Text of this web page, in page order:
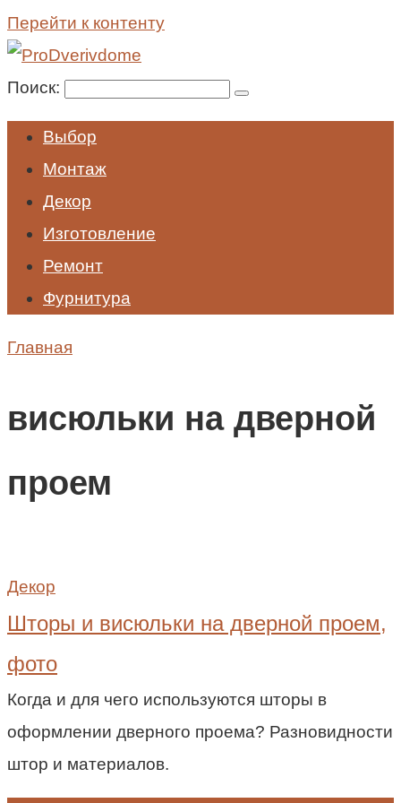
Перейти к контенту
Поиск:
Выбор
Монтаж
Декор
Изготовление
Ремонт
Фурнитура
Главная
висюльки на дверной
проем
Декор
Шторы и висюльки на дверной проем,
фото
Когда и для чего используются шторы в
оформлении дверного проема? Разновидности
штор и материалов.